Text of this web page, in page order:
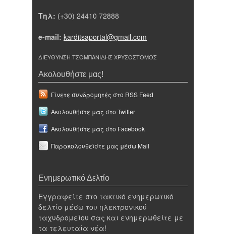
Τηλ: (+30) 24410 72888
e-mail: karditsaportal@gmail.com
ΔΙΕΥΘΥΝΣΗ ΤΣΟΜΠΑΝΙΔΗΣ ΧΡΥΣΟΣΤΟΜΟΣ
Ακολουθήστε μας!
Γίνετε συνδρομητές στο RSS Feed
Ακολουθήστε μας στο Twitter
Ακολουθήστε μας στο Facebook
Παρακολουθείστε μας μέσω Mail
Ενημερωτικό Δελτίο
Εγγραφείτε στο τακτικό ενημερωτικό
δελτίο μέσω του ηλεκτρονικού
ταχυδρομείου σας και ενημερωθείτε με
τα τελευταία νέα!